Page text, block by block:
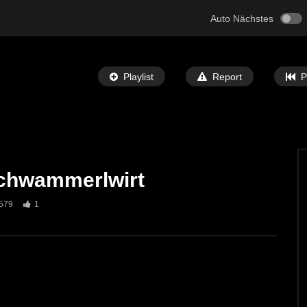
Auto Nächstes
Playlist Report
Später Ansehen
1